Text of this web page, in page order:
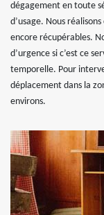
dégagement en toute
d’usage. Nous
encore récupérables.
d’urgence si c’est ce
temporelle. Pour
déplacement dans la
environs.